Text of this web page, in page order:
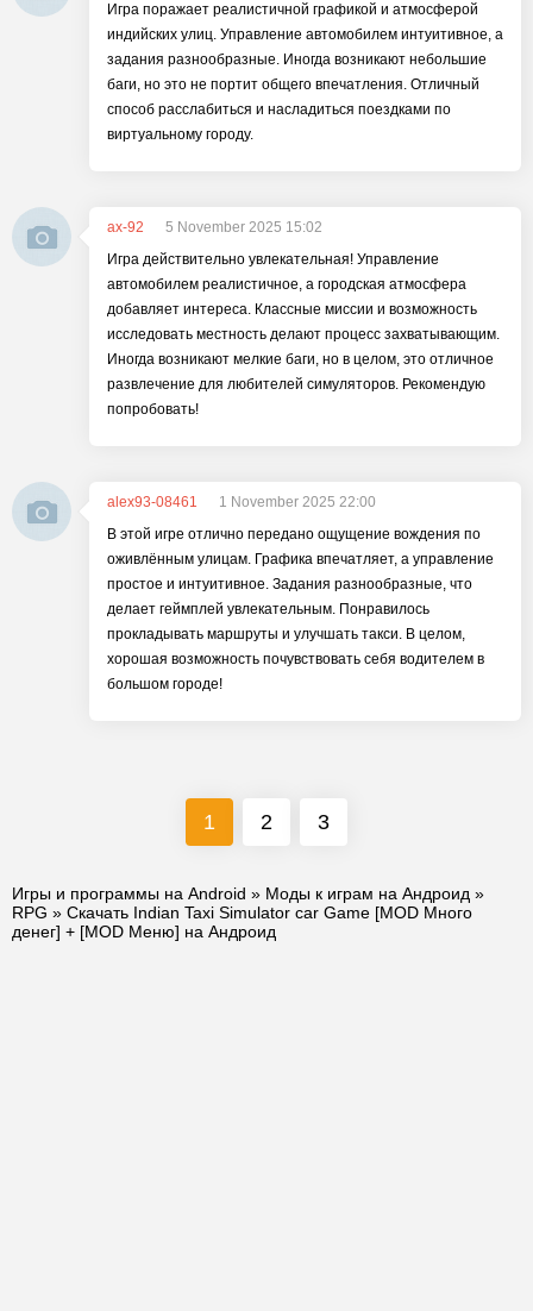
Игра поражает реалистичной графикой и атмосферой
индийских улиц. Управление автомобилем интуитивное, а
задания разнообразные. Иногда возникают небольшие
баги, но это не портит общего впечатления. Отличный
способ расслабиться и насладиться поездками по
виртуальному городу.
ax-92
5 November 2025 15:02
Игра действительно увлекательная! Управление
автомобилем реалистичное, а городская атмосфера
добавляет интереса. Классные миссии и возможность
исследовать местность делают процесс захватывающим.
Иногда возникают мелкие баги, но в целом, это отличное
развлечение для любителей симуляторов. Рекомендую
попробовать!
alex93-08461
1 November 2025 22:00
В этой игре отлично передано ощущение вождения по
оживлённым улицам. Графика впечатляет, а управление
простое и интуитивное. Задания разнообразные, что
делает геймплей увлекательным. Понравилось
прокладывать маршруты и улучшать такси. В целом,
хорошая возможность почувствовать себя водителем в
большом городе!
1 2 3
Игры и программы на Android » Моды к играм на Андроид »
RPG » Скачать Indian Taxi Simulator car Game [MOD Много
денег] + [MOD Меню] на Андроид